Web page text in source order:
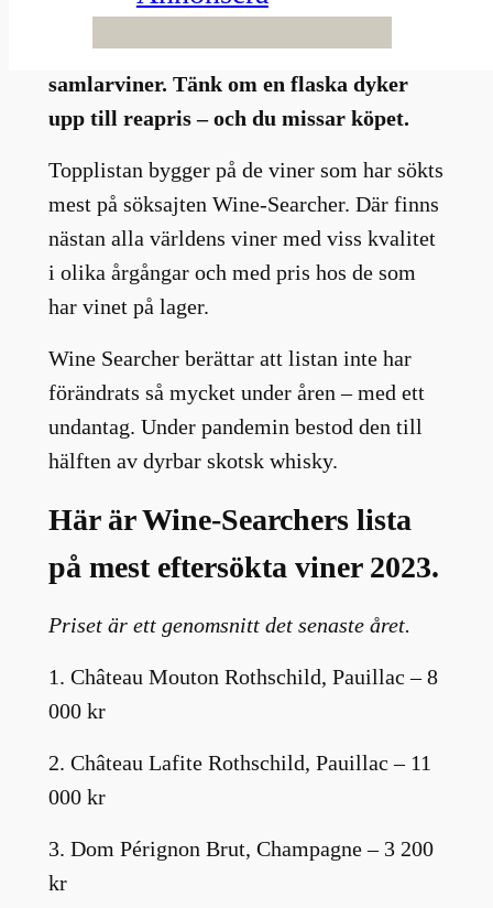
gäller. För alla andra är det bra att ha
koll på vilka som är världens populäraste
samlarviner. Tänk om en flaska dyker
upp till reapris – och du missar köpet.
Topplistan bygger på de viner som har sökts
mest på söksajten Wine-Searcher. Där finns
nästan alla världens viner med viss kvalitet
i olika årgångar och med pris hos de som
har vinet på lager.
Wine Searcher berättar att listan inte har
förändrats så mycket under åren – med ett
undantag. Under pandemin bestod den till
hälften av dyrbar skotsk whisky.
Här är Wine-Searchers lista
på mest eftersökta viner 2023.
Priset är ett genomsnitt det senaste året.
1. Château Mouton Rothschild, Pauillac – 8
000 kr
2. Château Lafite Rothschild, Pauillac – 11
000 kr
3. Dom Pérignon Brut, Champagne – 3 200
kr